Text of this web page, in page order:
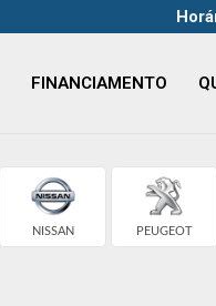
FINANCIAMENTO
NISSAN PEUGEOT